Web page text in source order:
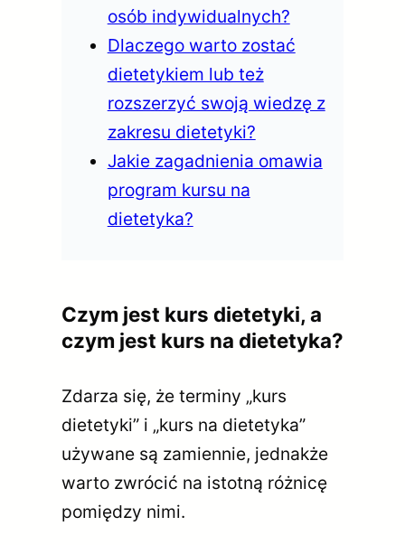
osób indywidualnych?
Dlaczego warto zostać
dietetykiem lub też
rozszerzyć swoją wiedzę z
zakresu dietetyki?
Jakie zagadnienia omawia
program kursu na
dietetyka?
Czym jest kurs dietetyki, a
czym jest kurs na dietetyka?
Zdarza się, że terminy „kurs
dietetyki” i „kurs na dietetyka”
używane są zamiennie, jednakże
warto zwrócić na istotną różnicę
pomiędzy nimi.